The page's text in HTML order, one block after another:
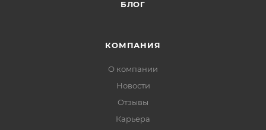
БЛОГ
КОМПАНИЯ
О компании
Новости
Отзывы
Карьера